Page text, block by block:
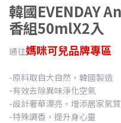
韓國EVENDAY
香組50mlX2入
通往媽咪可兒品牌專區
-原料取自大自然，韓國製造
-有效去除異味淨化空氣
-設計奢華漂亮，增添居家氣質
-特殊調香，提升身心靈